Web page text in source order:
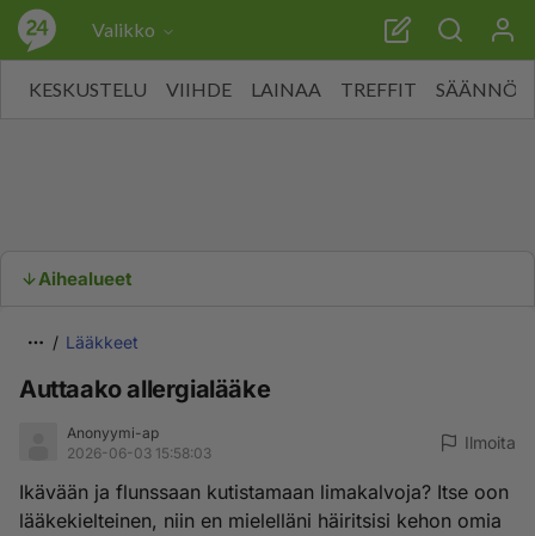
Valikko
KESKUSTELU VIIHDE LAINAA TREFFIT SÄÄNNÖT
Aihealueet
Lääkkeet
Auttaako allergialääke
Anonyymi-ap
2026-06-03 15:58:03
Ilmoita
Ikävään ja flunssaan kutistamaan limakalvoja? Itse oon
lääkekielteinen, niin en mielelläni häiritsisi kehon omia